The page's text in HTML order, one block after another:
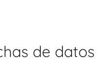
de datos